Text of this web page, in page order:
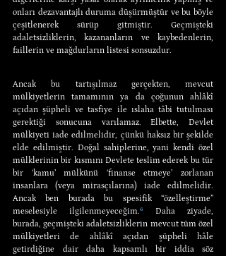
onları dezavantajlı duruma düşürmüştür ve bu böyle
çeşitlenerek sürüp gitmiştir. Geçmişteki
adaletsizliklerin, kazananların ve kaybedenlerin,
faillerin ve mağdurların listesi sonsuzdur.
Ancak bu tartışılmaz gerçekten, mevcut
mülkiyetlerin tamamının ya da çoğunun ahlâkî
açıdan şüpheli ve tasfiye ile ıslaha tâbi tutulması
gerektiği sonucuna varılamaz. Elbette, Devlet
mülkiyeti iade edilmelidir, çünkü haksız bir şekilde
elde edilmiştir. Doğal sahiplerine, yani kendi özel
mülklerinin bir kısmını Devlete teslim ederek bu tür
bir ‘kamu’ mülkünü ‘finanse etmeye’ zorlanan
insanlara (veya mirasçılarına) iade edilmelidir.
Ancak ben burada bu spesifik “özelleştirme”
meselesiyle ilgilenmeyeceğim.⁶ Daha ziyade,
burada, geçmişteki adaletsizliklerin mevcut tüm özel
mülkiyetleri de ahlâkî açıdan şüpheli hâle
getirdiğine dair daha kapsamlı bir iddia söz